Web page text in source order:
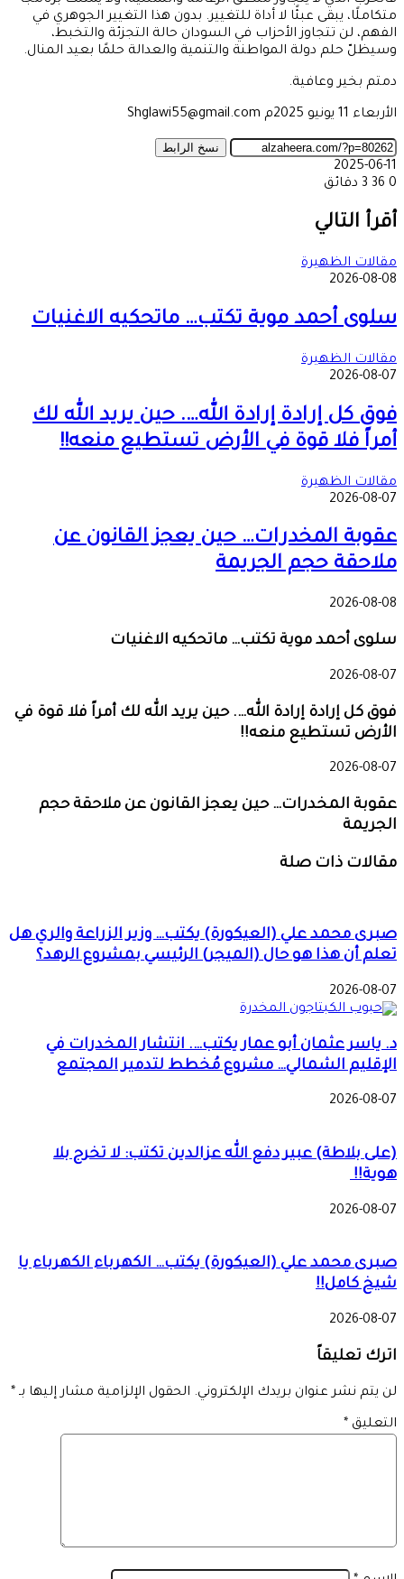
متكاملًا، يبقى عبئًا لا أداة للتغيير. بدون هذا التغيير الجوهري في
الفهم، لن تتجاوز الأحزاب في السودان حالة التجزئة والتخبط،
وسيظلّ حلم دولة المواطنة والتنمية والعدالة حلمًا بعيد المنال.
دمتم بخير وعافية.
الأربعاء 11 يونيو 2025م Shglawi55@gmail.com
نسخ الرابط
2025-06-11
0
3 دقائق
عبر
البريد
أقرأ التالي
مقالات الظهيرة
2026-08-08
سلوى أحمد موية تكتب… ماتحكيه الاغنيات
مقالات الظهيرة
2026-08-07
فوق كل إرادة إرادة الله…. حين يريد الله لك
أمراً فلا قوة في الأرض تستطيع منعه!!
مقالات الظهيرة
2026-08-07
عقوبة المخدرات… حين يعجز القانون عن
ملاحقة حجم الجريمة
2026-08-08
سلوى أحمد موية تكتب… ماتحكيه الاغنيات
2026-08-07
فوق كل إرادة إرادة الله…. حين يريد الله لك أمراً فلا قوة في
الأرض تستطيع منعه!!
2026-08-07
عقوبة المخدرات… حين يعجز القانون عن ملاحقة حجم
الجريمة
مقالات ذات صلة
صبرى محمد علي (العيكورة) يكتب… وزير الزراعة والري هل
تعلم أن هذا هو حال (الميجر) الرئيسي بمشروع الرهد؟
2026-08-07
د. ياسر عثمان أبو عمار يكتب…. انتشار المخدرات في
الإقليم الشمالي… مشروع مُخطط لتدمير المجتمع
2026-08-07
(على بلاطة) عبير دفع الله عزالدين تكتب: لا تخرج بلا
هوية!!
2026-08-07
صبرى محمد علي (العيكورة) يكتب… الكهرباء الكهرباء يا
شيخ كامل!!
2026-08-07
اترك تعليقاً
لن يتم نشر عنوان بريدك الإلكتروني. الحقول الإلزامية مشار إليها بـ *
التعليق *